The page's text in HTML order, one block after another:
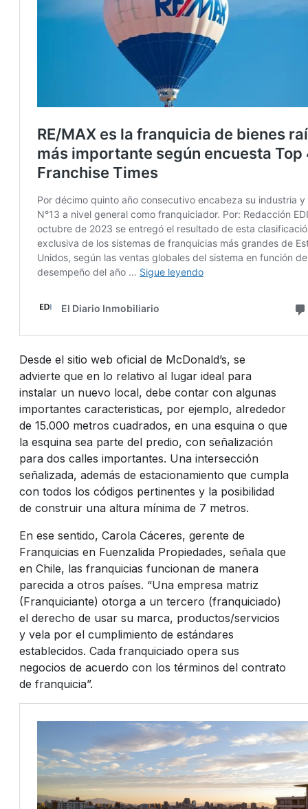
Desde el sitio web oficial de McDonald’s, se
advierte que en lo relativo al lugar ideal para
instalar un nuevo local, debe contar con algunas
importantes caracteristicas, por ejemplo, alrededor
de 15.000 metros cuadrados, en una esquina o que
la esquina sea parte del predio, con señalización
para dos calles importantes. Una intersección
señalizada, además de estacionamiento que cumpla
con todos los códigos pertinentes y la posibilidad
de construir una altura mínima de 7 metros.
En ese sentido, Carola Cáceres, gerente de
Franquicias en Fuenzalida Propiedades, señala que
en Chile, las franquicias funcionan de manera
parecida a otros países. “Una empresa matriz
(Franquiciante) otorga a un tercero (franquiciado)
el derecho de usar su marca, productos/servicios
y vela por el cumplimiento de estándares
establecidos. Cada franquiciado opera sus
negocios de acuerdo con los términos del contrato
de franquicia”.